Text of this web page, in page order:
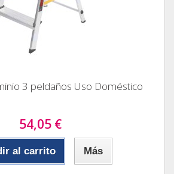
3 peldaños Uso Doméstico
54,05 €
al carrito Más